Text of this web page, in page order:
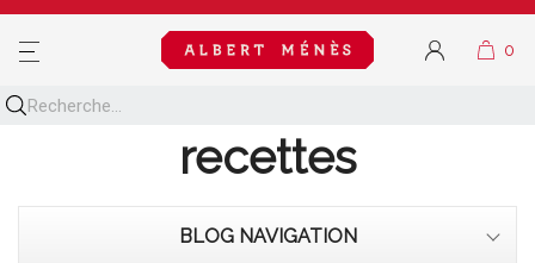
MENU
Découvrez toutes nos
recettes
BLOG NAVIGATION